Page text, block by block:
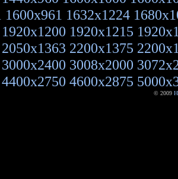
1600x961 1632x1224
1920x1200 1920x1215
2050x1363 2200x1375
3000x2400 3008x2000
4400x2750 4600x2875
© 2009